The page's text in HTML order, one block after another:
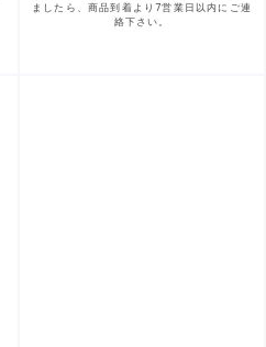
ましたら、商品到着より7営業日以内にご連
絡下さい。